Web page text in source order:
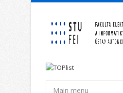
Skočiť na hlavný obsah